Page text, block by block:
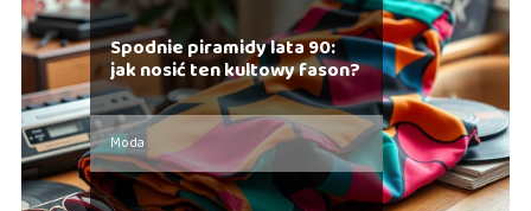
Spodnie piramidy lata 90:
jak nosić ten kultowy fason?
Moda